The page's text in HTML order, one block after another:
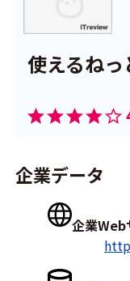
使えるね
企業データ
企業Web